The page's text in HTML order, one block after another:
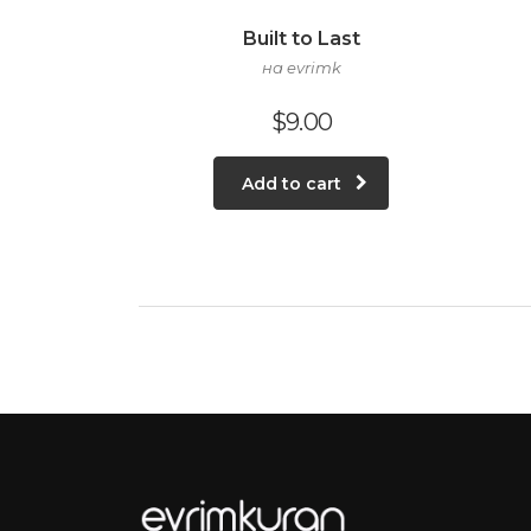
Built to Last
на evrimk
$9.00
Add to cart